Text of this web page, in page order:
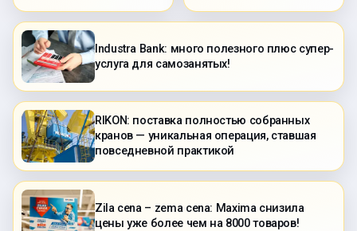
Industra Bank: много полезного плюс супер-
услуга для самозанятых!
RIKON: поставка полностью собранных
кранов — уникальная операция, ставшая
повседневной практикой
Zila cena – zema cena: Maxima снизила
цены уже более чем на 8000 товаров!